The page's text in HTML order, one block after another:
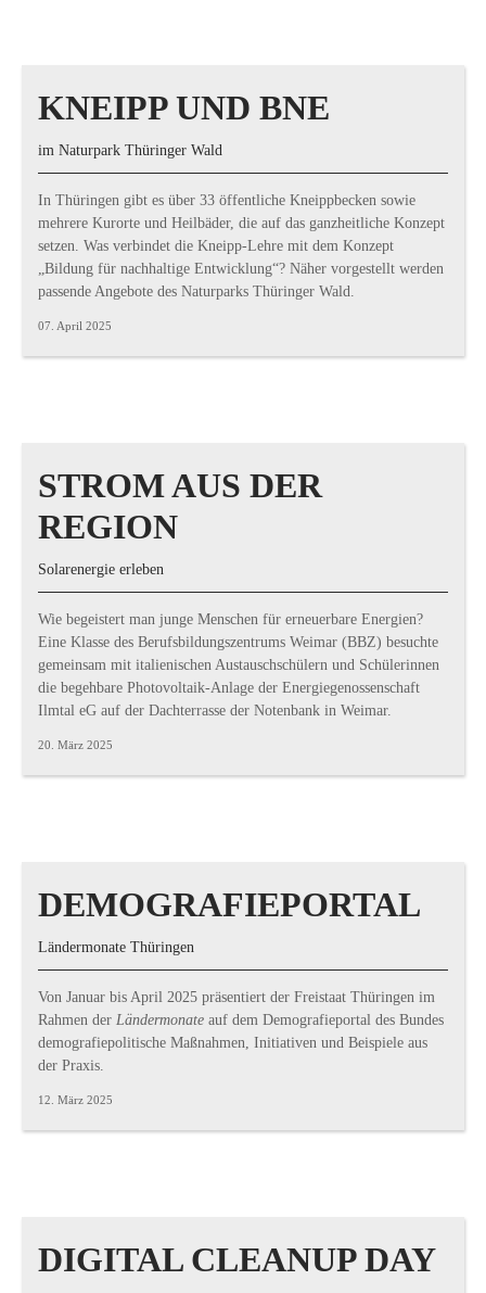
KNEIPP UND BNE
im Naturpark Thüringer Wald
In Thüringen gibt es über 33 öffentliche Kneippbecken sowie
mehrere Kurorte und Heilbäder, die auf das ganzheitliche Konzept
setzen. Was verbindet die Kneipp-Lehre mit dem Konzept
„Bildung für nachhaltige Entwicklung“? Näher vorgestellt werden
passende Angebote des Naturparks Thüringer Wald.
07. April 2025
STROM AUS DER
REGION
Solarenergie erleben
Wie begeistert man junge Menschen für erneuerbare Energien?
Eine Klasse des Berufsbildungszentrums Weimar (BBZ) besuchte
gemeinsam mit italienischen Austauschschülern und Schülerinnen
die begehbare Photovoltaik-Anlage der Energiegenossenschaft
Ilmtal eG auf der Dachterrasse der Notenbank in Weimar.
20. März 2025
DEMOGRAFIEPORTAL
Ländermonate Thüringen
Von Januar bis April 2025 präsentiert der Freistaat Thüringen im
Rahmen der Ländermonate auf dem Demografieportal des Bundes
demografiepolitische Maßnahmen, Initiativen und Beispiele aus
der Praxis.
12. März 2025
DIGITAL CLEANUP DAY